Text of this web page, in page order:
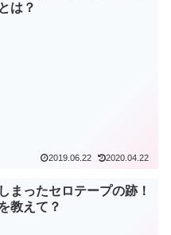
は？
2019.06.22 2020.04.22
まったセロテープの跡！
教えて？